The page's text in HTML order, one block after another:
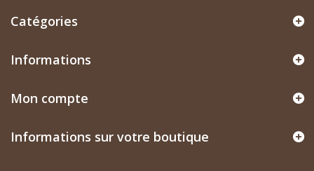
Catégories
Informations
Mon compte
Informations sur votre boutique